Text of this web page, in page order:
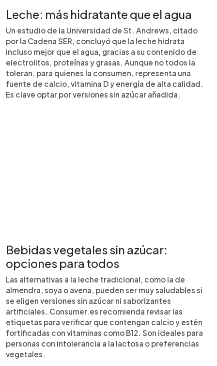
Leche: más hidratante que el agua
Un estudio de la Universidad de St. Andrews, citado
por la Cadena SER, concluyó que la leche hidrata
incluso mejor que el agua, gracias a su contenido de
electrolitos, proteínas y grasas. Aunque no todos la
toleran, para quienes la consumen, representa una
fuente de calcio, vitamina D y energía de alta calidad.
Es clave optar por versiones sin azúcar añadida.
Bebidas vegetales sin azúcar:
opciones para todos
Las alternativas a la leche tradicional, como la de
almendra, soya o avena, pueden ser muy saludables si
se eligen versiones sin azúcar ni saborizantes
artificiales. Consumer.es recomienda revisar las
etiquetas para verificar que contengan calcio y estén
fortificadas con vitaminas como B12. Son ideales para
personas con intolerancia a la lactosa o preferencias
vegetales.